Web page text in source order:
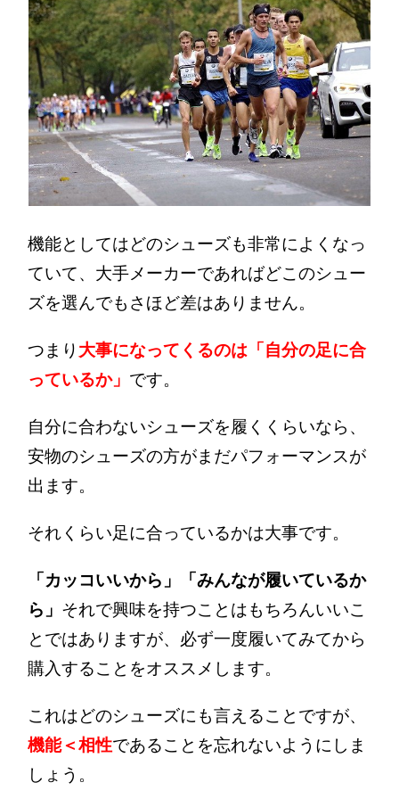
機能としてはどのシューズも非常によくなっ
ていて、大手メーカーであればどこのシュー
ズを選んでもさほど差はありません。
つまり 大事になってくるのは「自分の足に合
っているか」 です。
自分に合わないシューズを履くくらいなら、
安物のシューズの方がまだパフォーマンスが
出ます。
それくらい足に合っているかは大事です。
「カッコいいから」「みんなが履いているか
ら」 それで興味を持つことはもちろんいいこ
とではありますが、必ず一度履いてみてから
購入することをオススメします。
これはどのシューズにも言えることですが、
機能＜相性であることを忘れないようにしま
しょう。